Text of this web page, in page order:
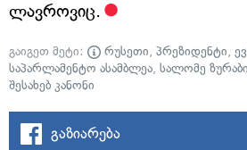
ლავროვიც.
გაიგეთ მეტი: რუსეთი, პრეზიდენტი,
საპარლამენტო ასამბლეა, სალომე
შესახებ კანონი
გაზიარება